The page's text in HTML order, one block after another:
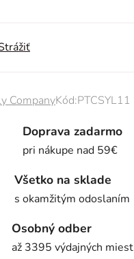
CompanyKód:PTCSYL11
Doprava zadarmo
pri nákupe nad 59€
Všetko na sklade
s okamžitým odoslaním
Osobný odber
až 3395 výdajných miest